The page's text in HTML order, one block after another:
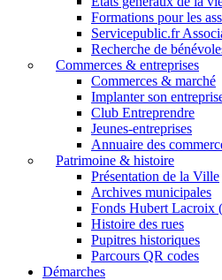
Formations pour les
Servicepublic.fr
Recherche de
Commerces & entreprises
Commerces & marché
Implanter son
Club Entreprendre
Jeunes-entreprises
Annuaire des
Patrimoine & histoire
Présentation de la Ville
Archives municipales
Fonds Hubert Lacroix
Histoire des rues
Pupitres historiques
Parcours QR codes
Démarches